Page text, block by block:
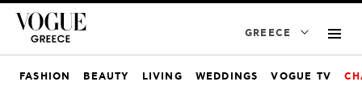
GREECE
FASHION BEAUTY LIVING WEDDINGS VOGUE TV